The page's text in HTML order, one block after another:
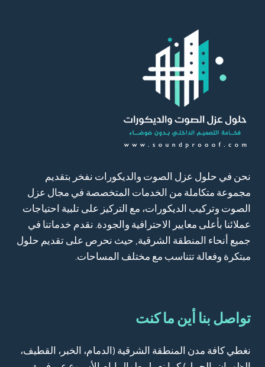
الشرقية
نحن في حلول عزل الصوت والديكورات نفخر بتقديم
مجموعة متكاملة من الخدمات المتخصصة في مجال عزل
الصوت وتركيب الديكورات، مع التركيز على تلبية احتياجات
عملائنا بأعلى معايير الاحترافية والجودة. نقدم خدماتنا في
جميع أنحاء المنطقة الشرقية, حيث نحرص على تقديم حلول
مبتكرة وفعالة تتناسب مع مختلف المساحات.
تواصل بنا أين ما كنت
نغطي كافة مدن المنطقة الشرقية (الدمام، الخبر، القطيف،